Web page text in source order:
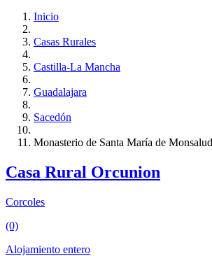
Inicio
Casas Rurales
Castilla-La Mancha
Guadalajara
Sacedón
Monasterio de Santa María de Monsalud
Casa Rural Orcunion
Corcoles
(0)
Alojamiento entero